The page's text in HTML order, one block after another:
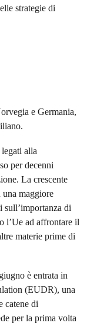
strategie di
e Germania,
alla
per decenni
La crescente
maggiore
sull’importanza di
l’Ue ad affrontare il
materie prime di
è entrata in
(EUDR), una
catene di
per la prima volta